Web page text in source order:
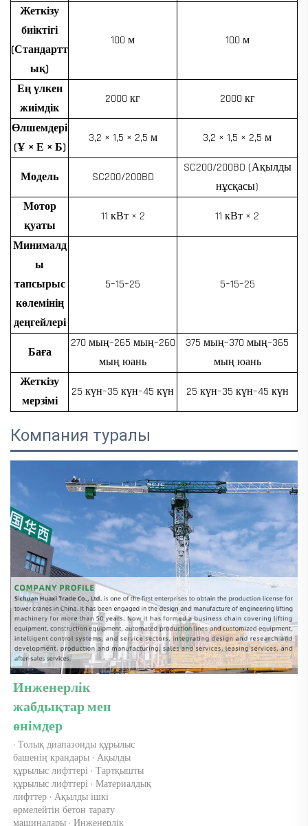
Жеткізу
биіктігі
(Стандартт
ық)
100 м 100 м
Ең үлкен
жиімдік
2000 кг 2000 кг
Өлшемдері
(Ұ × Е × Б)
3,2 × 1,5 × 2,5 м 3,2 × 1,5 × 2,5 м
Модель SC200/200BD
SC200/200BD (Ақылды
нұсқасы)
Мотор
қуаты
11 кВт × 2 11 кВт × 2
Минималд
ы
тапсырыс
көлемінің
деңгейлері
5–15–25 5–15–25
Баға
270 мың–265 мың–260
мың юань
375 мың–370 мың–365
мың юань
Жеткізу
мерзімі
25 күн–35 күн–45 күн 25 күн–35 күн–45 күн
Компания туралы
Инженерлік
жабдықтар мен
өнімдер
· Толық диапазонды құрылыс
башенің крандары · Ақылды
құрылыс лифттері · Тартқышты
құрылыс лифттері · Материалдық
лифттер · Ақылды ішкі
өрмелейтін бетон тарату
машиналары · Инженерлік